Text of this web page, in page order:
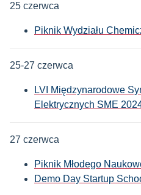
25 czerwca
Piknik Wydziału
25-27 czerwca
LVI Międzynarodowe
Elektrycznych SME
27 czerwca
Piknik Młodego
Demo Day Startup